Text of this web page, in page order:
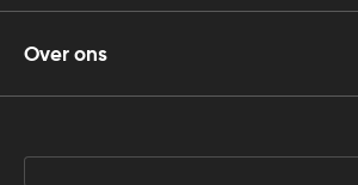
Over ons